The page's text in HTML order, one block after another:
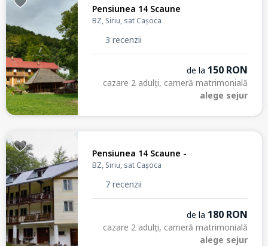
Pensiunea 14 Scaune
BZ, Siriu, sat Cașoca
3 recenzii
de la 150 RON
cazare 2 adulți, cameră matrimonială
alege sejur
Pensiunea 14 Scaune -
BZ, Siriu, sat Cașoca
7 recenzii
de la 180 RON
cazare 2 adulți, cameră matrimonială
alege sejur